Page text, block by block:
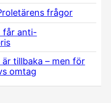
frågor
får anti-
tillbaka – men för
omtag